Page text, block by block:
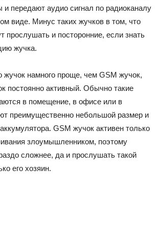
и передают аудио сигнал по радиоканалу
виде. Минус таких жучков в том, что
прослушать и посторонние, если знать
жучка.
жучок намного проще, чем GSM жучок,
постоянно активный. Обычно такие
в помещение, в офисе или в
преимущественно небольшой размер и
GSM жучок активен только
злоумышленником, поэтому
сложнее, да и прослушать такой
его хозяин.